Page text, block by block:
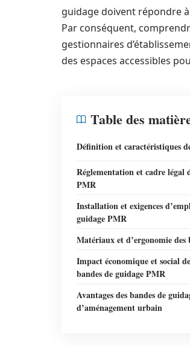
guidage doivent répondre
Par conséquent,
gestionnaires
des espaces accessibles
Table des
Définition et caractéristiques
Réglementation et cadre légal
PMR
Installation et exigences
guidage PMR
Matériaux et d’ergonomie des
Impact économique et social
bandes de guidage PMR
Avantages des bandes de
d’aménagement urbain